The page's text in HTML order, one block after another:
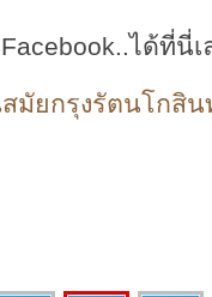
ได้ที่นี่เ
มัยกรุงรัตนโกสิ